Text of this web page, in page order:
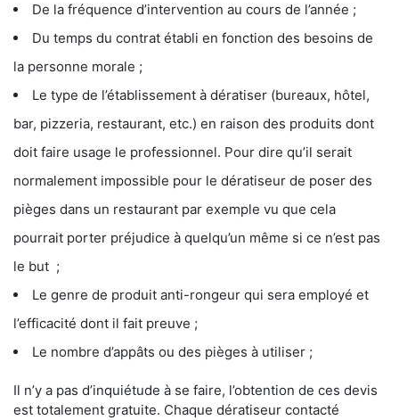
De la fréquence d’intervention au cours de l’année ;
Du temps du contrat établi en fonction des besoins de
la personne morale ;
Le type de l’établissement à dératiser (bureaux, hôtel,
bar, pizzeria, restaurant, etc.) en raison des produits dont
doit faire usage le professionnel. Pour dire qu’il serait
normalement impossible pour le dératiseur de poser des
pièges dans un restaurant par exemple vu que cela
pourrait porter préjudice à quelqu’un même si ce n’est pas
le but ;
Le genre de produit anti-rongeur qui sera employé et
l’efficacité dont il fait preuve ;
Le nombre d’appâts ou des pièges à utiliser ;
Il n’y a pas d’inquiétude à se faire, l’obtention de ces devis
est totalement gratuite. Chaque dératiseur contacté